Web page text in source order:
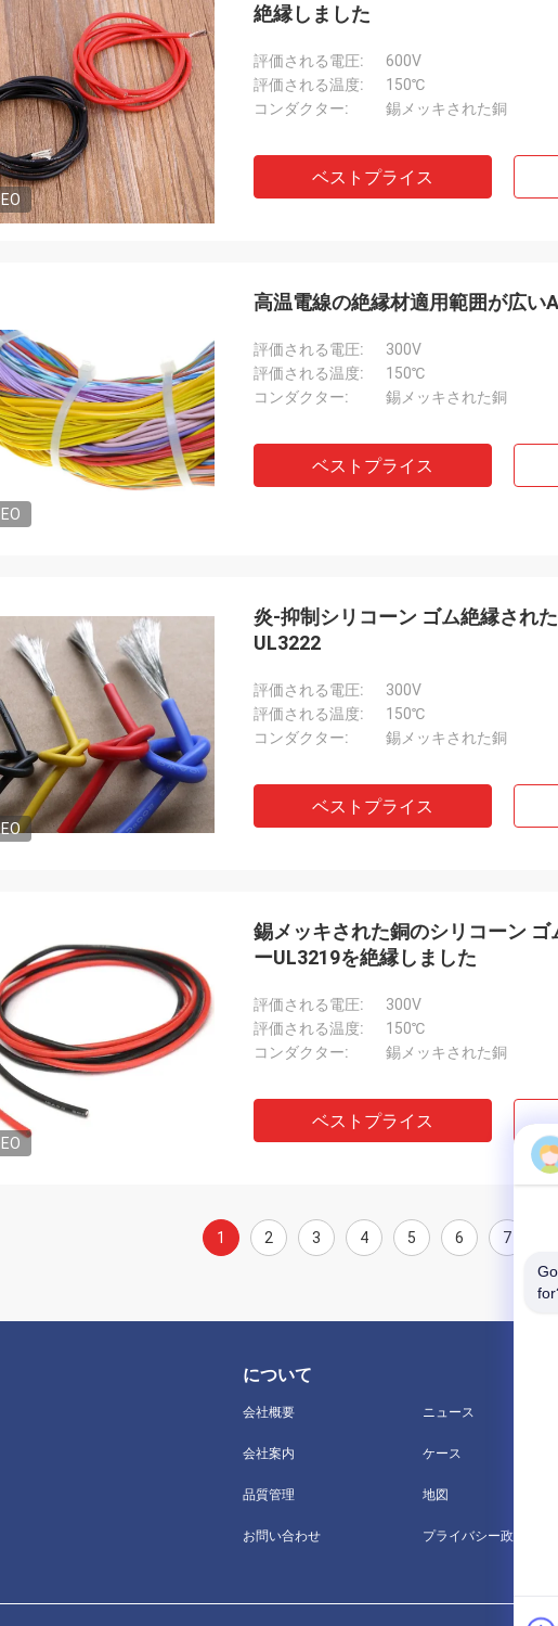
絶縁しました
評価される電圧:
600V
評価される温度:
150℃
コンダクター:
錫メッキされた銅
ベストプライス
高温電線の絶縁材適用範囲が広い
評価される電圧:
300V
評価される温度:
150℃
コンダクター:
錫メッキされた銅
ベストプライス
炎-抑制シリコーン ゴム絶縁され
UL3222
評価される電圧:
300V
評価される温度:
150℃
コンダクター:
錫メッキされた銅
ベストプライス
錫メッキされた銅のシリコーン
ーUL3219を絶縁しました
評価される電圧:
300V
評価される温度:
150℃
コンダクター:
錫メッキされた銅
ベストプライス
1 2 3 4 5 6 7
について
会社概要
会社案内
品質管理
お問い合わせ
ニュース
ケース
地図
プライバシー政策